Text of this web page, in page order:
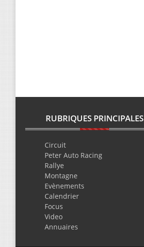
RUBRIQUES PRINCIPALES
Circuit
Peter Auto Racing
Rallye
Montagne
Evènements
Calendrier
Focus
Video
Annuaires